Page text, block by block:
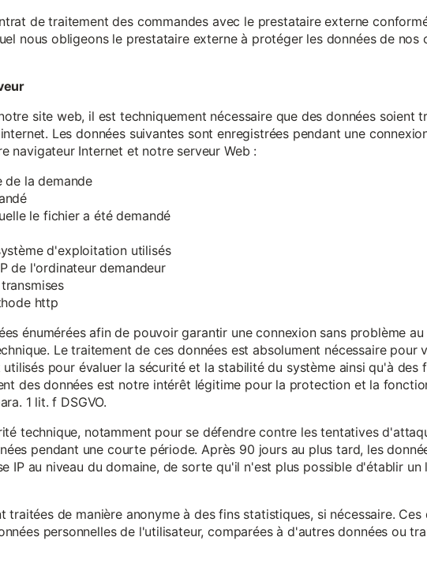
de traitement des commandes avec le prestataire externe
nous obligeons le prestataire externe à protéger les données de nos
site web, il est techniquement nécessaire que des données soient
Les données suivantes sont enregistrées pendant une
navigateur Internet et notre serveur Web :
de la demande
le fichier a été demandé
d'exploitation utilisés
de l'ordinateur demandeur
http
énumérées afin de pouvoir garantir une connexion sans problème
Le traitement de ces données est absolument nécessaire pour
pour évaluer la sécurité et la stabilité du système ainsi qu'à des
des données est notre intérêt légitime pour la protection et la
1 lit. f DSGVO.
technique, notamment pour se défendre contre les tentatives
pendant une courte période. Après 90 jours au plus tard, les
IP au niveau du domaine, de sorte qu'il n'est plus possible d'établir un
traitées de manière anonyme à des fins statistiques, si nécessaire.
personnelles de l'utilisateur, comparées à d'autres données ou